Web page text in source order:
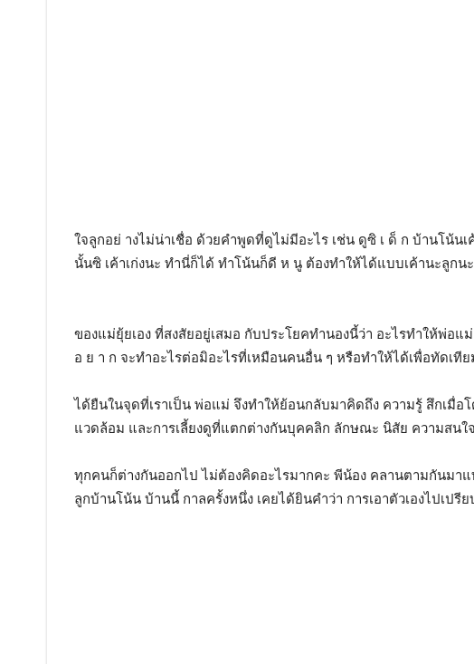
ใจลูกอย่ างไม่น่าเชื่อ ด้วยคำพูดที่ดูไม่มีอะไร เช่น ดูซิ เ ด็ ก บ้านโน้
นั้นซิ เค้าเก่งนะ ทำนี่ก็ได้ ทำโน้นก็ดี ห นู ต้องทำให้ได้แบบเค้านะลูกน
ของแม่ยุ้ยเอง ที่สงสัยอยู่เสมอ กับประโยคทำนองนี้ว่า อะไรทำให้พ่อ
อ ย า ก จะทำอะไรต่อมิอะไรที่เหมือนคนอื่น ๆ หรือทำให้ได้เพื่อทัดเที
ได้ยืนในจุดที่เราเป็น พ่อแม่ จึงทำให้ย้อนกลับมาคิดถึง ความรู้ สึกเมื่
แวดล้อม และการเลี้ยงดูที่แตกต่างกันบุคคลิก ลักษณะ นิสัย ความสนใ
ทุกคนก็ต่างกันออกไป ไม่ต้องคิดอะไรมากคะ พีน้อง คลานตามกันมาแ
ลูกบ้านโน้น บ้านนี้ กาลครั้งหนึ่ง เคยได้ยินคำว่า การเอาตัวเองไปเปรี